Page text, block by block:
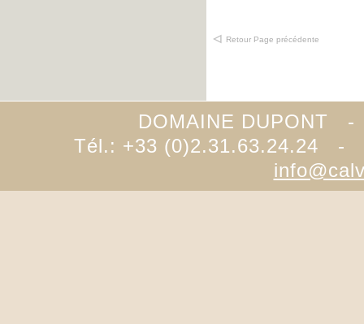
Retour Page précédente
DOMAINE DUPONT
Tél.: +33 (0)2.31.63.24.24